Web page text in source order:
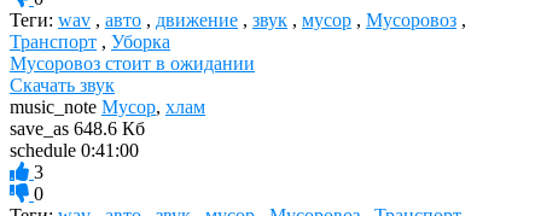
Теги: wav , авто , движение , звук , мусор , Мусоровоз ,
Транспорт , Уборка
Мусоровоз стоит в ожидании
Скачать звук
music_note Мусор, хлам
save_as 648.6 Кб
schedule 0:41:00
3
0